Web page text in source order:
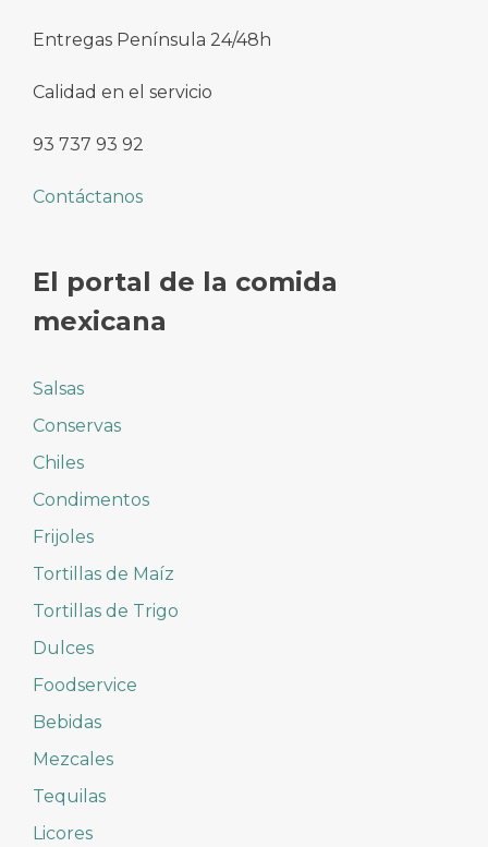
Entregas Península 24/48h
Calidad en el servicio
93 737 93 92
Contáctanos
El portal de la comida
mexicana
Salsas
Conservas
Chiles
Condimentos
Frijoles
Tortillas de Maíz
Tortillas de Trigo
Dulces
Foodservice
Bebidas
Mezcales
Tequilas
Licores